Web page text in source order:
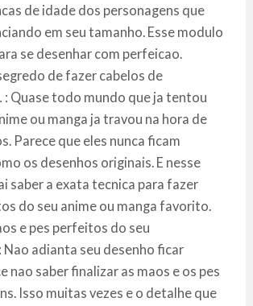
de idade dos personagens que
em seu tamanho. Esse modulo
se desenhar com perfeicao.
de fazer cabelos de
: Quase todo mundo que ja tentou
ou manga ja travou na hora de
Parece que eles nunca ficam
os desenhos originais. E nesse
saber a exata tecnica para fazer
do seu anime ou manga favorito.
e pes perfeitos do seu
Nao adianta seu desenho ficar
nao saber finalizar as maos e os pes
Isso muitas vezes e o detalhe que